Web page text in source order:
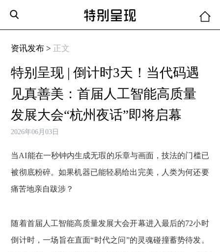
资讯发布 > 正文
特别呈现 | 倒计时3天！当代码遇
见真善美：首届人工智能高质量
发展大会“杭州夜话”即将启幕
2026年06月03日
当AI能在一秒钟内生成无瑕的乐章与画面，技法的门槛已
被彻底粉碎。如果机器已能轻易给出完美，人类为何还要
痛苦地亲自跋涉？
随着首届人工智能高质量发展大会开幕进入最后的72小时
倒计时，一场旨在直面“时代之问”的灵魂碰撞蓄势待发。